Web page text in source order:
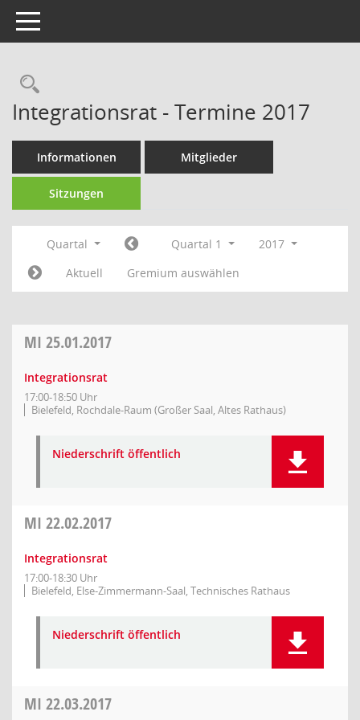
Toggle navigation
Rechercheauswahl
Integrationsrat - Termine 2017
Informationen Mitglieder
Sitzungen
Quartal Quartal 1
2017
Aktuell
Gremium auswählen
MI 25.01.2017
Integrationsrat
17:00-18:50 Uhr
Bielefeld, Rochdale-Raum (Großer Saal, Altes Rathaus)
Niederschrift öffentlich
MI 22.02.2017
Integrationsrat
17:00-18:30 Uhr
Bielefeld, Else-Zimmermann-Saal, Technisches Rathaus
Niederschrift öffentlich
MI 22.03.2017